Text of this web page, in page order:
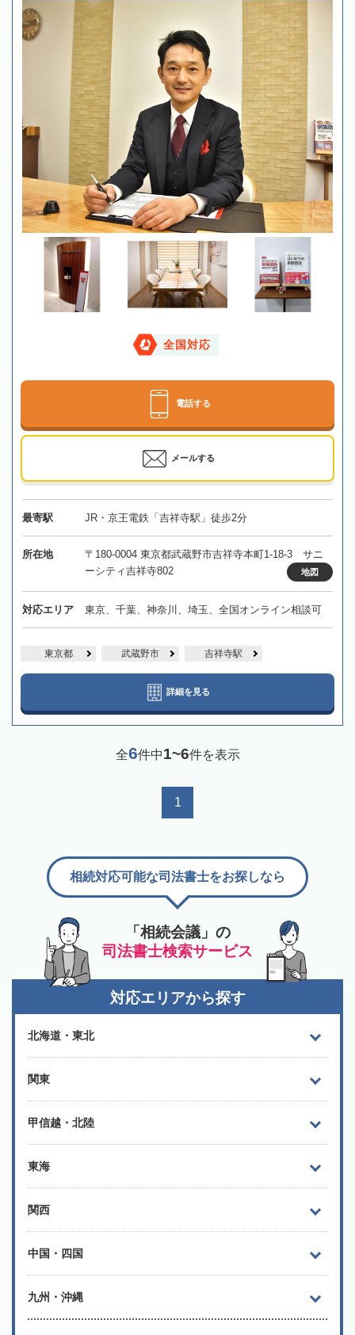
全国対応
電話する
メールする
最寄駅 JR・京王電鉄「吉祥寺駅」徒歩2分
所在地
〒180-0004 東京都武蔵野市吉祥寺本町1-18-3 サニ
ーシティ吉祥寺802
地図
対応エリア 東京、千葉、神奈川、埼玉、全国オンライン相談可
東京都 武蔵野市 吉祥寺駅
詳細を見る
全6件中1~6件を表示
1
「相続会議」の
司法書士検索サービス
相続対応可能な司法書士をお探しなら
対応エリアから探す
北海道・東北
関東
甲信越・北陸
東海
関西
中国・四国
九州・沖縄